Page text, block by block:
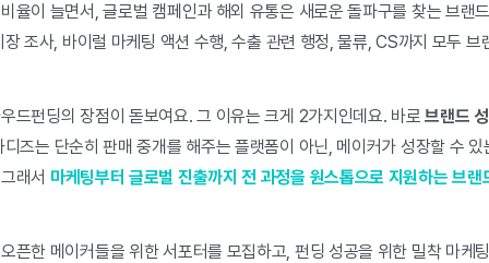
율이 늘면서, 글로벌 캠페인과 해외 유통은 새로운 돌파구를 찾는 브랜
조사, 바이럴 마케팅 액션 수행, 수출 관련 행정, 물류, CS까지 모두 브
드펀딩의 장점이 돋보여요. 그 이유는 크게 2가지인데요. 바로브랜드
즈는 단순히 판매 중개를 해주는 플랫폼이 아닌, 메이커가 성장할 수
래서 마케팅부터 글로벌 진출까지 전 과정을 원스톱으로 지원하는 브
픈한 메이커들을 위한 서포터를 모집하고, 펀딩 성공을 위한 밀착 마케